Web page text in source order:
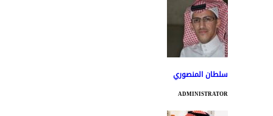
سلطان المنصوري
ADMINISTRATOR